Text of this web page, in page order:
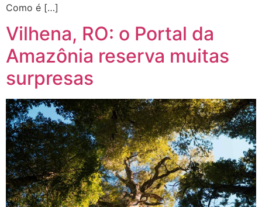
Como é […]
Vilhena, RO: o Portal da
Amazônia reserva muitas
surpresas